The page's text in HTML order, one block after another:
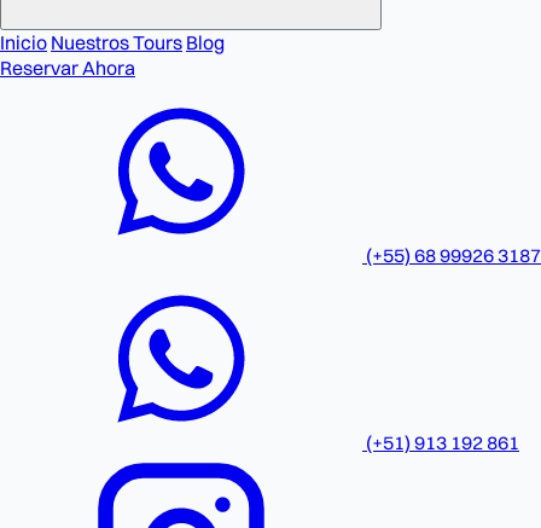
Inicio Nuestros Tours Blog
Reservar Ahora
(+55) 68 99926 3187
(+51) 913 192 861